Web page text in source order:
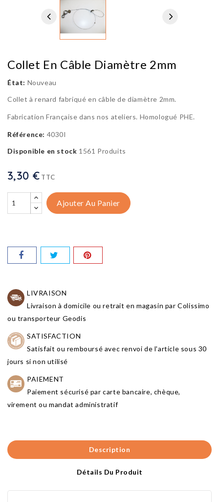
Collet En Câble Diamètre 2mm
État: Nouveau
Collet à renard fabriqué en câble de diamètre 2mm.
Fabrication Française dans nos ateliers. Homologué PHE.
Référence: 4030I
Disponible en stock 1561 Produits
3,30 € TTC
Ajouter Au Panier
LIVRAISON
Livraison à domicile ou retrait en magasin par Colissimo
ou transporteur Geodis
SATISFACTION
Satisfait ou remboursé avec renvoi de l'article sous 30
jours si non utilisé
PAIEMENT
Paiement sécurisé par carte bancaire, chèque,
virement ou mandat administratif
Description
Détails Du Produit